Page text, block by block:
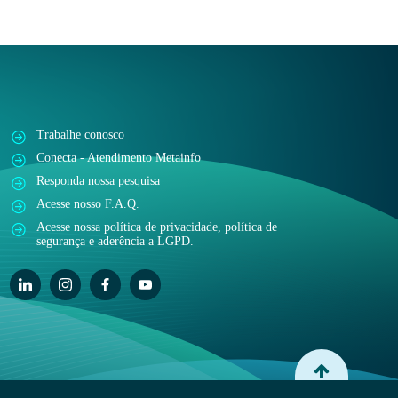
Trabalhe conosco
Conecta - Atendimento Metainfo
Responda nossa pesquisa
Acesse nosso F.A.Q.
Acesse nossa política de privacidade, política de
segurança e aderência a LGPD.